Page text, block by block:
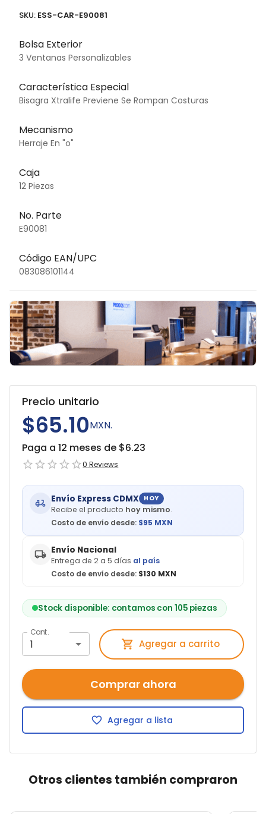
SKU: ESS-CAR-E90081
Bolsa Exterior
3 Ventanas Personalizables
Característica Especial
Bisagra Xtralife Previene Se Rompan Costuras
Mecanismo
Herraje En "o"
Caja
12 Piezas
No. Parte
E90081
Código EAN/UPC
083086101144
Precio unitario
$65.10MXN.
Paga a 12 meses de $6.23
0 Reviews
Envío Express CDMX HOY
Recibe el producto hoy mismo.
Costo de envío desde: $95 MXN
Envío Nacional
Entrega de 2 a 5 días al país
Costo de envío desde: $130 MXN
Stock disponible: contamos con 105 piezas
Cant.
1 Agregar a carrito
Comprar ahora
Agregar a lista
Otros clientes también compraron